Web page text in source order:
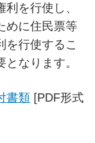
を行使し、
めに住民票等
を行使するこ
なります。
書類[PDF形式